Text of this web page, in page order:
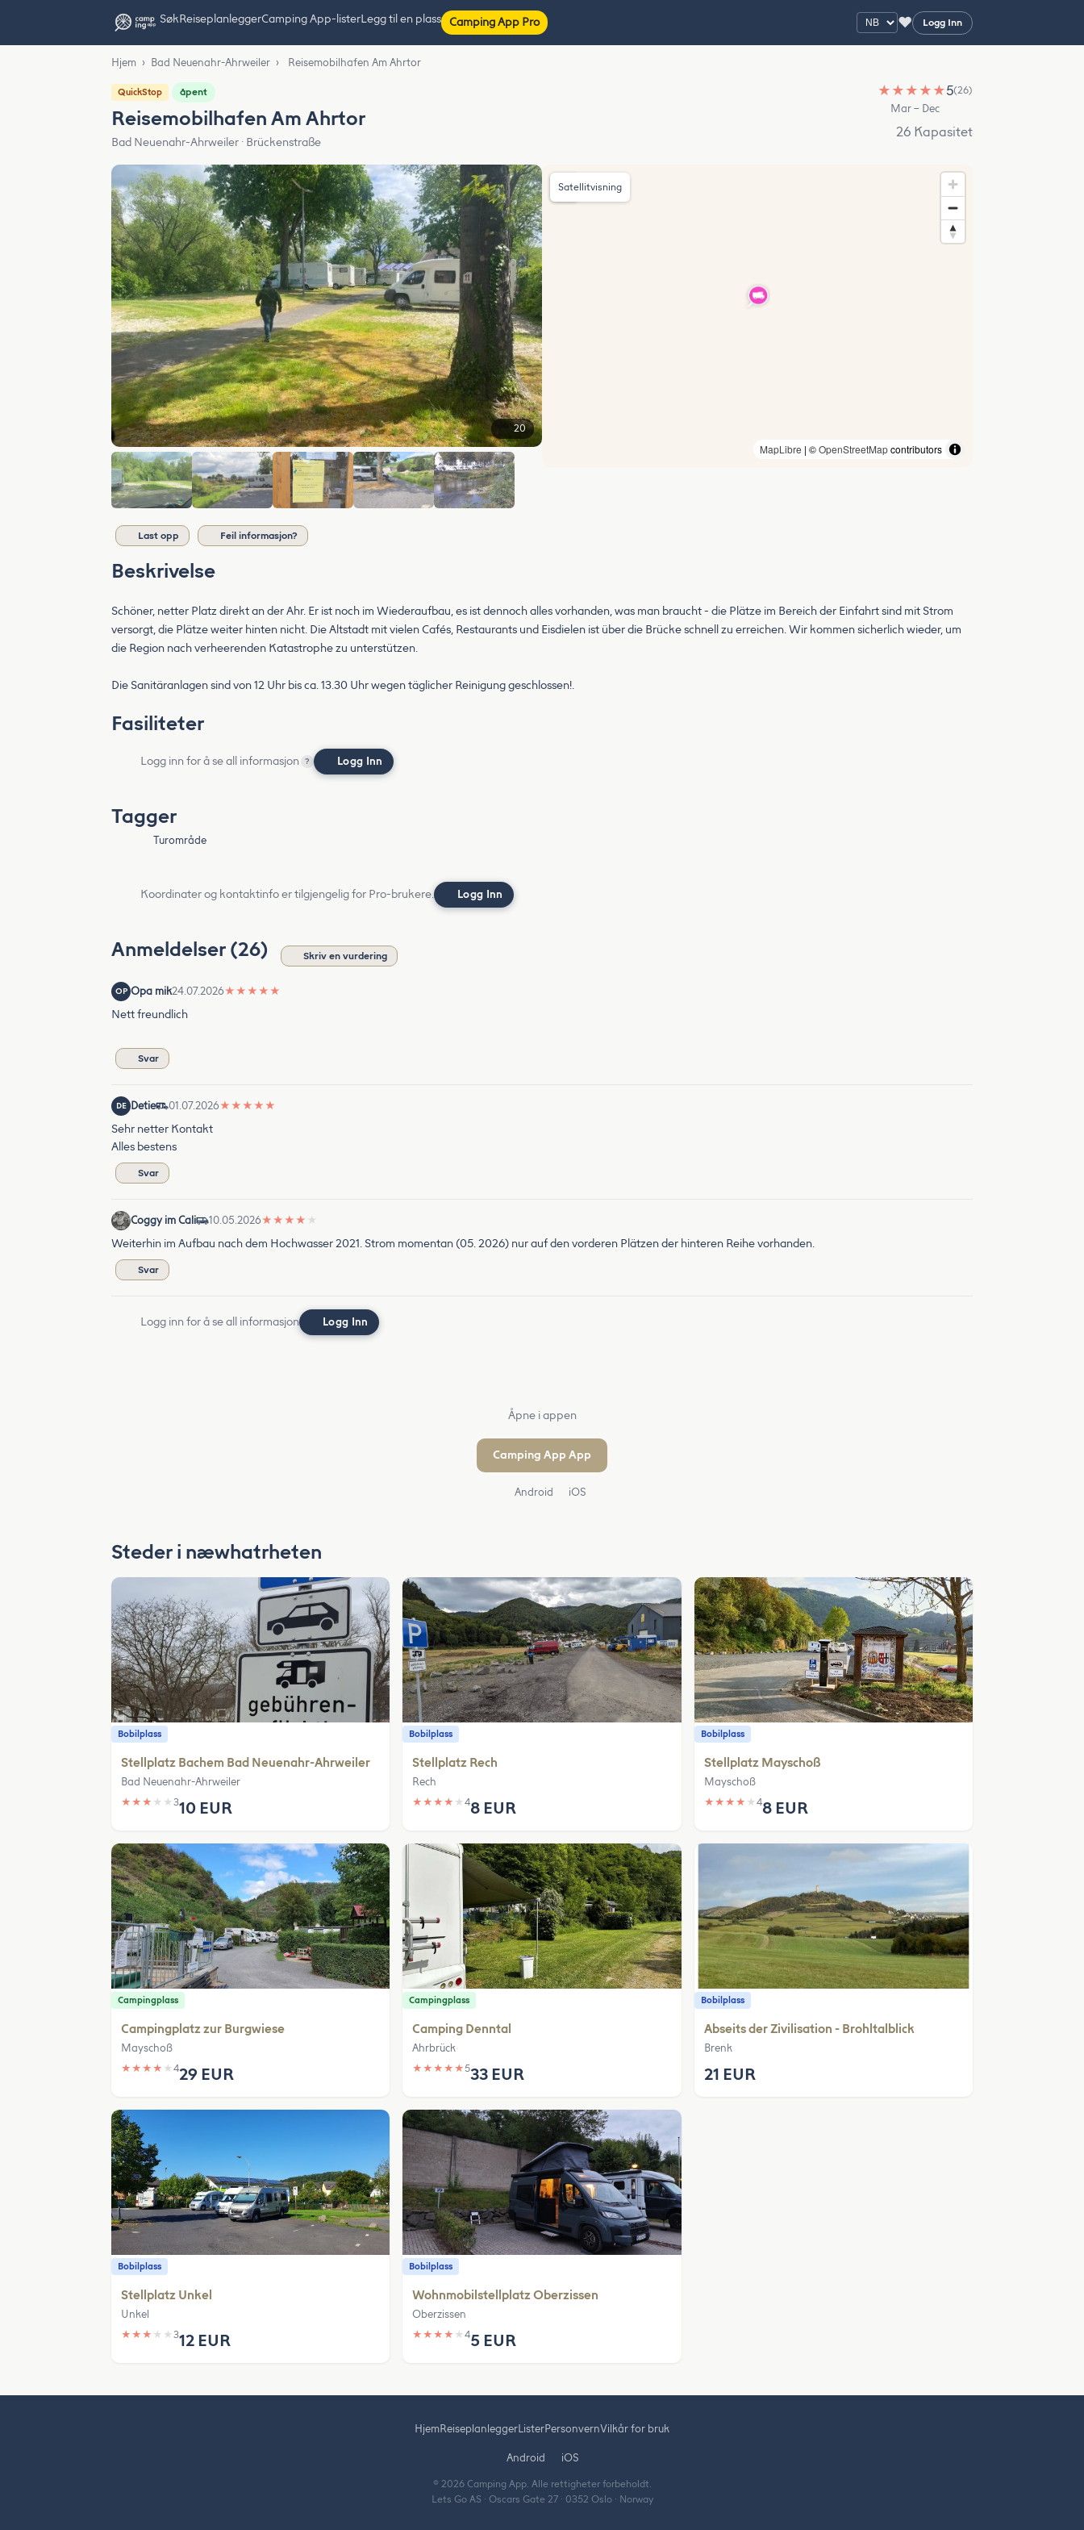
SøkReiseplanleggerCamping App-listerLegg til en plass Camping App Pro ♥ Logg Inn
Hjem › Bad Neuenahr-Ahrweiler › Reisemobilhafen Am Ahrtor
QuickStop åpent
Reisemobilhafen Am Ahrtor
Bad Neuenahr-Ahrweiler · Brückenstraße
★ ★ ★ ★ ★5(26)
Mar – Dec
26 Kapasitet
20
MapLibre | ©OpenStreetMapcontributors
Satellitvisning
Last opp Feil informasjon?
Beskrivelse
Schöner, netter Platz direkt an der Ahr. Er ist noch im Wiederaufbau, es ist dennoch alles vorhanden, was man braucht - die Plätze im Bereich der Einfahrt sind mit Strom
versorgt, die Plätze weiter hinten nicht. Die Altstadt mit vielen Cafés, Restaurants und Eisdielen ist über die Brücke schnell zu erreichen. Wir kommen sicherlich wieder, um
die Region nach verheerenden Katastrophe zu unterstützen.
Die Sanitäranlagen sind von 12 Uhr bis ca. 13.30 Uhr wegen täglicher Reinigung geschlossen!.
Fasiliteter
Logg inn for å se all informasjon ? Logg Inn
Tagger
Turområde
Koordinater og kontaktinfo er tilgjengelig for Pro-brukere. Logg Inn
Anmeldelser (26) Skriv en vurdering
OP Opa mik24.07.2026★ ★ ★ ★ ★
Nett freundlich
Svar
DE Detie 01.07.2026★ ★ ★ ★ ★
Sehr netter Kontakt
Alles bestens
Svar
Coggy im Cali 10.05.2026★ ★ ★ ★ ★
Weiterhin im Aufbau nach dem Hochwasser 2021. Strom momentan (05. 2026) nur auf den vorderen Plätzen der hinteren Reihe vorhanden.
Svar
Logg inn for å se all informasjon Logg Inn
Åpne i appen
Camping App App
Android iOS
Steder i næwhatrheten
Bobilplass
Stellplatz Bachem Bad Neuenahr-Ahrweiler
Bad Neuenahr-Ahrweiler
★ ★ ★ ★ ★ 310 EUR
Bobilplass
Stellplatz Rech
Rech
★ ★ ★ ★ ★48 EUR
Bobilplass
Stellplatz Mayschoß
Mayschoß
★ ★ ★ ★ ★ 48 EUR
Campingplass
Campingplatz zur Burgwiese
Mayschoß
★ ★ ★ ★ ★ 429 EUR
Campingplass
Camping Denntal
Ahrbrück
★ ★ ★ ★ ★533 EUR
Bobilplass
Abseits der Zivilisation - Brohltalblick
Brenk
21 EUR
Bobilplass
Stellplatz Unkel
Unkel
★ ★ ★ ★ ★ 312 EUR
Bobilplass
Wohnmobilstellplatz Oberzissen
Oberzissen
★ ★ ★ ★ ★45 EUR
HjemReiseplanleggerListerPersonvernVilkår for bruk
Android iOS
© 2026 Camping App. Alle rettigheter forbeholdt.
Lets Go AS · Oscars Gate 27 · 0352 Oslo · Norway